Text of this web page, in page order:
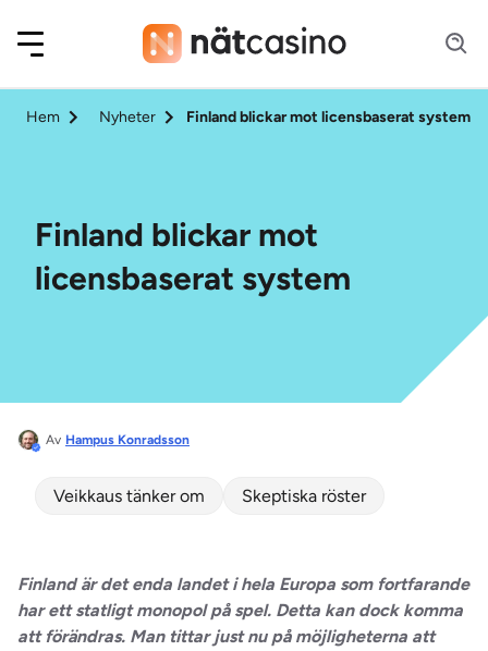
Hem Nyheter Finland blickar mot licensbaserat system
Finland blickar mot
licensbaserat system
Av Hampus Konradsson
Veikkaus tänker om Skeptiska röster
Finland är det enda landet i hela Europa som fortfarande
har ett statligt monopol på spel. Detta kan dock komma
att förändras. Man tittar just nu på möjligheterna att